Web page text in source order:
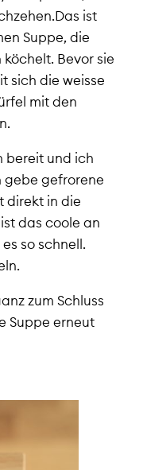
Das ist
Suppe, die
köchelt. Bevor sie
sich die weisse
mit den
bereit und ich
gebe gefrorene
direkt in die
das coole an
so schnell.
zum Schluss
Suppe erneut